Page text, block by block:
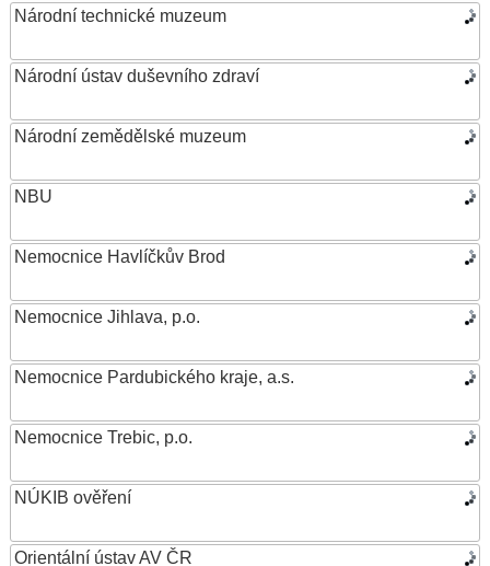
Národní technické muzeum
Národní ústav duševního zdraví
Národní zemědělské muzeum
NBU
Nemocnice Havlíčkův Brod
Nemocnice Jihlava, p.o.
Nemocnice Pardubického kraje, a.s.
Nemocnice Trebic, p.o.
NÚKIB ověření
Orientální ústav AV ČR